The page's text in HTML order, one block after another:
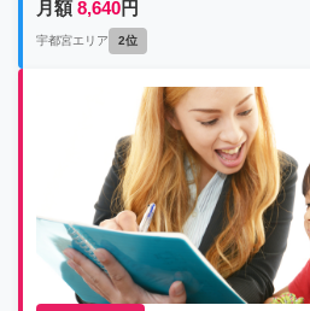
月額8,640円
宇都宮エリア 2位